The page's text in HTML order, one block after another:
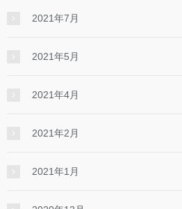
2021年7月
2021年5月
2021年4月
2021年2月
2021年1月